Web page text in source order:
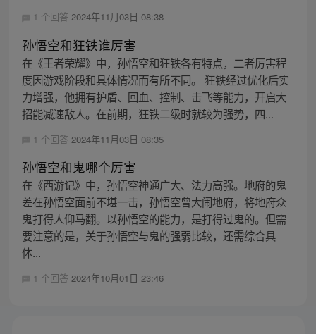
1 个回答 2024年11月03日 08:38
孙悟空和狂铁谁厉害
在《王者荣耀》中，孙悟空和狂铁各有特点，二者厉害程
度因游戏阶段和具体情况而有所不同。 狂铁经过优化后实
力增强，他拥有护盾、回血、控制、击飞等能力，开启大
招能减速敌人。在前期，狂铁二级时就较为强势，四...
1 个回答 2024年11月03日 08:35
孙悟空和鬼哪个厉害
在《西游记》中，孙悟空神通广大、法力高强。地府的鬼
差在孙悟空面前不堪一击，孙悟空曾大闹地府，将地府众
鬼打得人仰马翻。以孙悟空的能力，是打得过鬼的。但需
要注意的是，关于孙悟空与鬼的强弱比较，还需综合具
体...
1 个回答 2024年10月01日 23:46